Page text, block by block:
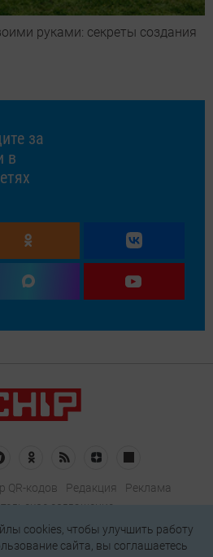
руками: секреты создания
за
в
QR-кодов Редакция
Реклама
соглашение
cookies, чтобы улучшить работу
сайта, вы соглашаетесь